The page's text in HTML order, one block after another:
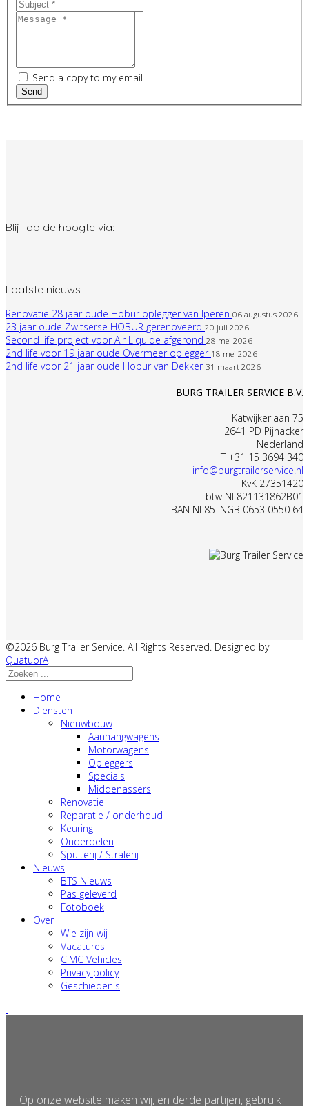
Send a copy to my email
Send
Blijf op de hoogte via:
Laatste nieuws
Renovatie 28 jaar oude Hobur oplegger van Iperen 06 augustus 2026
23 jaar oude Zwitserse HOBUR gerenoveerd 20 juli 2026
Second life project voor Air Liquide afgerond 28 mei 2026
2nd life voor 19 jaar oude Overmeer oplegger 18 mei 2026
2nd life voor 21 jaar oude Hobur van Dekker 31 maart 2026
BURG TRAILER SERVICE B.V.
Katwijkerlaan 75
2641 PD Pijnacker
Nederland
T +31 15 3694 340
info@burgtrailerservice.nl
KvK 27351420
btw NL821131862B01
IBAN NL85 INGB 0653 0550 64
©2026 Burg Trailer Service. All Rights Reserved. Designed by
QuatuorA
Home
Diensten
Nieuwbouw
Aanhangwagens
Motorwagens
Opleggers
Specials
Middenassers
Renovatie
Reparatie / onderhoud
Keuring
Onderdelen
Spuiterij / Stralerij
Nieuws
BTS Nieuws
Pas geleverd
Fotoboek
Over
Wie zijn wij
Vacatures
CIMC Vehicles
Privacy policy
Geschiedenis
Op onze website maken wij, en derde partijen, gebruik